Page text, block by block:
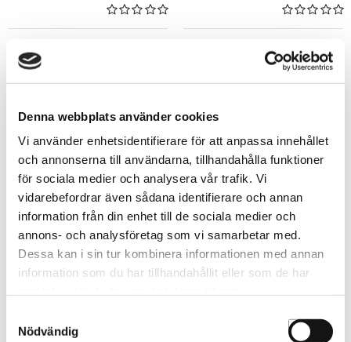
Denna webbplats använder cookies
Vi använder enhetsidentifierare för att anpassa innehållet
och annonserna till användarna, tillhandahålla funktioner
för sociala medier och analysera vår trafik. Vi
vidarebefordrar även sådana identifierare och annan
information från din enhet till de sociala medier och
annons- och analysföretag som vi samarbetar med.
Dessa kan i sin tur kombinera informationen med annan
information som du har tillhandahållit eller som de har
Nödvändig
YS-Park Kam Nr 339 Lila
180mm
85Y339L
YS-Park Kam Nr 339 Rosa
180mm
85Y339W